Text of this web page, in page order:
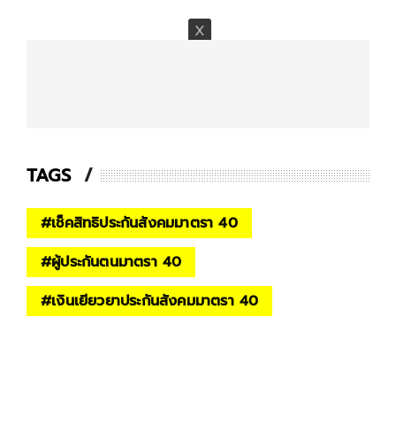
TAGS
#เช็คสิทธิประกันสังคมมาตรา 40
#ผู้ประกันตนมาตรา 40
#เงินเยียวยาประกันสังคมมาตรา 40